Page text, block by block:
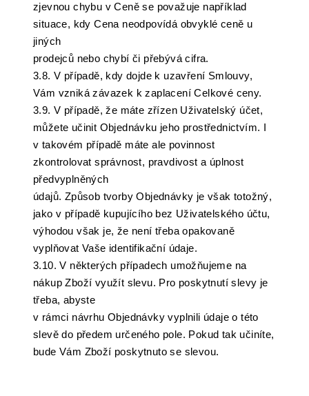
zjevnou chybu v Ceně se považuje například
situace, kdy Cena neodpovídá obvyklé ceně u
jiných
prodejců nebo chybí či přebývá cifra.
3.8. V případě, kdy dojde k uzavření Smlouvy,
Vám vzniká závazek k zaplacení Celkové ceny.
3.9. V případě, že máte zřízen Uživatelský účet,
můžete učinit Objednávku jeho prostřednictvím. I
v takovém případě máte ale povinnost
zkontrolovat správnost, pravdivost a úplnost
předvyplněných
údajů. Způsob tvorby Objednávky je však totožný,
jako v případě kupujícího bez Uživatelského účtu,
výhodou však je, že není třeba opakovaně
vyplňovat Vaše identifikační údaje.
3.10. V některých případech umožňujeme na
nákup Zboží využít slevu. Pro poskytnutí slevy je
třeba, abyste
v rámci návrhu Objednávky vyplnili údaje o této
slevě do předem určeného pole. Pokud tak učiníte,
bude Vám Zboží poskytnuto se slevou.